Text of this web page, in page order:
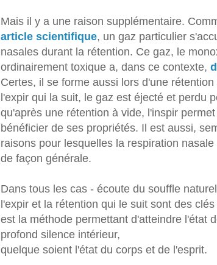
Mais il y a une raison supplémentaire.
article scientifique, un gaz particulier
nasales durant la rétention. Ce gaz, le
ordinairement toxique a, dans ce contexte,
Certes, il se forme aussi lors d'une
l'expir qui la suit, le gaz est éjecté et perdu
qu'après une rétention à vide, l'inspir
bénéficier de ses propriétés. Il est aussi,
raisons pour lesquelles la respiration
de façon générale.
Dans tous les cas - écoute du souffle
l'expir et la rétention qui le suit sont des
est la méthode permettant d'atteindre l'état
profond silence intérieur,
quelque soient l'état du corps et de l'esprit.